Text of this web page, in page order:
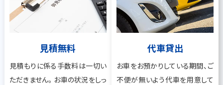
見積無料
見積もりに係る手数料は一切い
ただきません。お車の状況をしっ
代車貸出
お車をお預かりしている期間、ご
不便が無いよう代車を用意して